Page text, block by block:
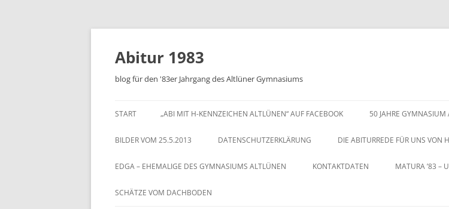
Zum
springen
Abitur 1983
blog für den '83er Jahrgang des Altlüner Gymnasiums
START „ABI MIT H-KENNZEICHEN ALTLÜNEN“ AUF FACEBOOK 50 JAHRE
BILDER VOM 25.5.2013 DATENSCHUTZERKLÄRUNG DIE ABITURREDE FÜR UNS VON
EDGA – EHEMALIGE DES GYMNASIUMS ALTLÜNEN KONTAKTDATEN MATURA ’83 –
SCHÄTZE VOM DACHBODEN